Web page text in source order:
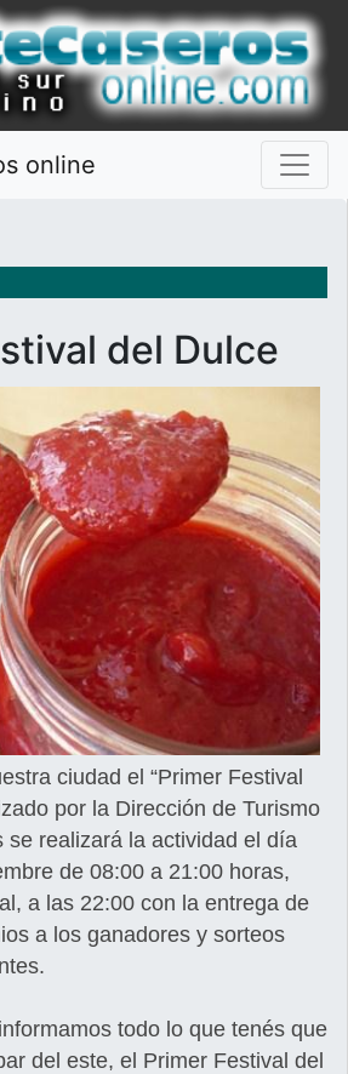
online
del Dulce
ciudad el “Primer Festival
por la Dirección de Turismo
se realizará la actividad el día
de 08:00 a 21:00 horas,
a las 22:00 con la entrega de
a los ganadores y sorteos
todo lo que tenés que
del este, el Primer Festival del